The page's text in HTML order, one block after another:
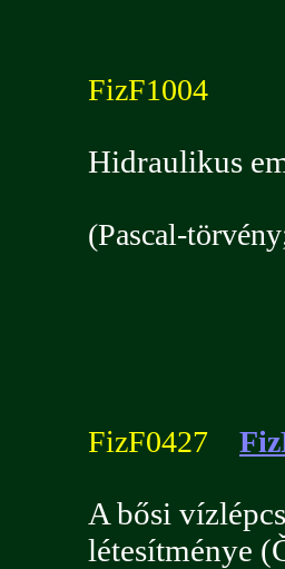
FizF1004
Hidraulikus
(Pascal-
FizF0427
A bősi
létesítménye